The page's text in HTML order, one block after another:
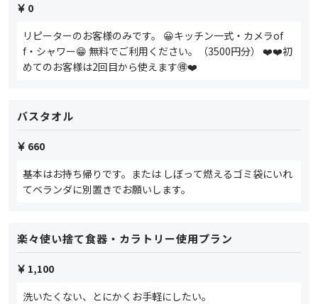
0
リピーターのお客様のみです。 😀キッチン一式・カメラof
f・シャワー😁 無料でご利用ください。（3500円分） ❤️❤️初
めてのお客様は2回目から使えます🉐❤️
バスタオル
660
基本はお持ち帰りです。または しぼって燃えるゴミ袋にいれ
てベランダに別置きでお願いします。
楽々使い捨て食器・カラトリー使用プラン
1,100
洗いたくない、とにかくお手軽にしたい。